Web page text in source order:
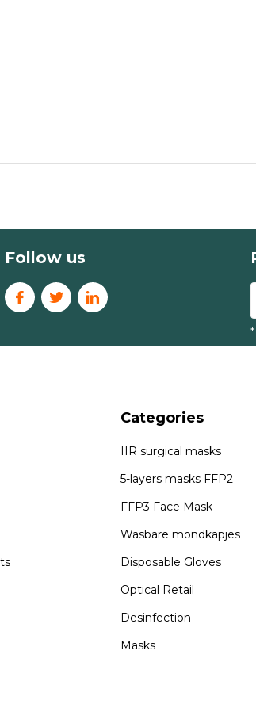
Follow us
Categories
IIR surgical masks
5-layers masks FFP2
FFP3 Face Mask
Wasbare mondkapjes
Disposable Gloves
Optical Retail
Desinfection
Masks